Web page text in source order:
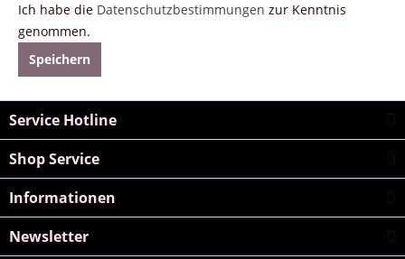
Ich habe die Datenschutzbestimmungen zur Kenntnis
genommen.
Speichern
Service Hotline
Shop Service
Informationen
Newsletter